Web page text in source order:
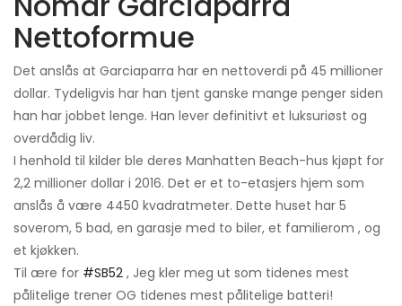
Nettoformue
Det anslås at Garciaparra har en nettoverdi på 45 millioner
dollar. Tydeligvis har han tjent ganske mange penger siden
han har jobbet lenge. Han lever definitivt et luksuriøst og
overdådig liv.
I henhold til kilder ble deres Manhatten Beach-hus kjøpt for
2,2 millioner dollar i 2016. Det er et to-etasjers hjem som
anslås å være 4450 kvadratmeter. Dette huset har 5
soverom, 5 bad, en garasje med to biler, et familierom , og
et kjøkken.
Til ære for #SB52 , Jeg kler meg ut som tidenes mest
pålitelige trener OG tidenes mest pålitelige batteri!